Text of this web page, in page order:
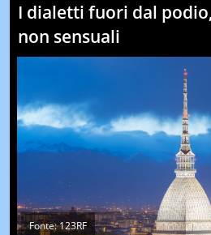
I dialetti fuori dal
non sensuali
Fonte: 123RF